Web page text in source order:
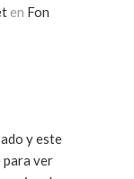
en Fon
y este
para ver